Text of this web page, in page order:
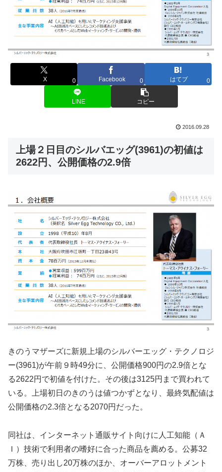
X 0 Facebook 0 はてブ 0
LINE コピー
2016.09.28
上場２日目のシルバエッグ(3961)の初値は
2622円、公開価格の2.9倍
きのうマザーズに新規上場のシルバーエッグ・テクノロジ
ー(3961)が午前９時49分に、公開価格900円の2.9倍とな
る2622円で初値を付けた。その後は3125円まで買われて
いる。上場初日のきのうは値つかずとなり、最終気配値は
公開価格の2.3倍となる2070円だった。
同社は、インターネット通販サイト向けに人工知能（Ａ
Ｉ）技術で利用者の嗜好に合った商品を薦める。公募32
万株、売り出し20万株のほか、オーバーアロットメント